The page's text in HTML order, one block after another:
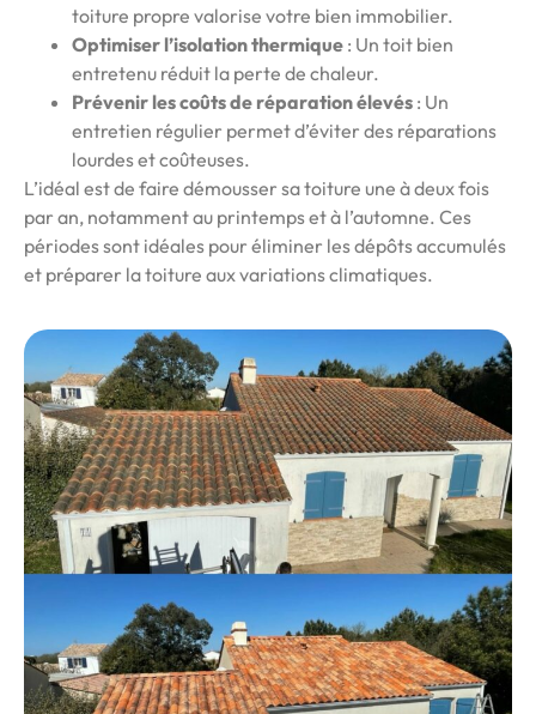
toiture propre valorise votre bien immobilier.
Optimiser l’isolation thermique : Un toit bien
entretenu réduit la perte de chaleur.
Prévenir les coûts de réparation élevés : Un
entretien régulier permet d’éviter des réparations
lourdes et coûteuses.
L’idéal est de faire démousser sa toiture une à deux fois
par an, notamment au printemps et à l’automne. Ces
périodes sont idéales pour éliminer les dépôts accumulés
et préparer la toiture aux variations climatiques.